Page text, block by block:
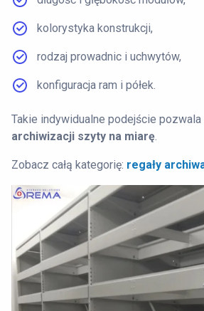
kolorystyka konstrukcji,
rodzaj prowadnic i uchwytów,
konfiguracja ram i półek.
Takie indywidualne podejście
archiwizacji szyty na miarę
Zobacz całą kategorię: regały